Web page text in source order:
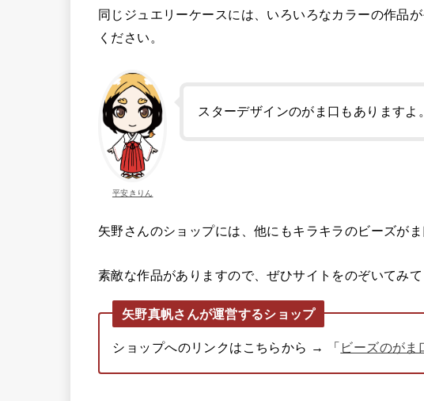
同じジュエリーケースには、いろいろなカラーの作品
ください。
平安きりん
スターデザインのがま口もありますよ。
矢野さんのショップには、他にもキラキラのビーズが
素敵な作品がありますので、ぜひサイトをのぞいてみて
矢野真帆さんが運営するショップ
ショップへのリンクはこちらから → 「 ビーズのがま